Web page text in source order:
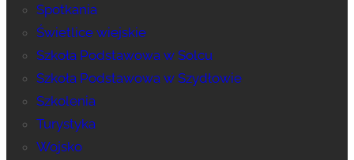
Spotkania
Świetlice wiejskie
Szkoła Podstawowa w Solcu
Szkoła Podstawowa w Szydłowie
Szkolenia
Turystyka
Wojsko